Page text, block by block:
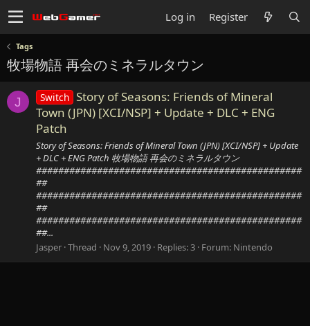
Log in Register
Tags
牧場物語 再会のミネラルタウン
J Switch Story of Seasons: Friends of Mineral
Town (JPN) [XCI/NSP] + Update + DLC + ENG
Patch
Story of Seasons: Friends of Mineral Town (JPN) [XCI/NSP] + Update
+ DLC + ENG Patch 牧場物語 再会のミネラルタウン
################################################
##
################################################
##
################################################
##...
Jasper Thread Nov 9, 2019 Replies: 3 Forum: Nintendo